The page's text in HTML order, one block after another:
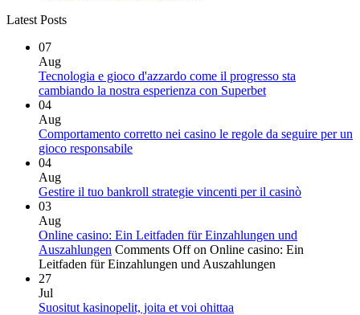
Latest Posts
07
Aug
Tecnologia e gioco d'azzardo come il progresso sta
cambiando la nostra esperienza con Superbet
04
Aug
Comportamento corretto nei casino le regole da seguire per un
gioco responsabile
04
Aug
Gestire il tuo bankroll strategie vincenti per il casinò
03
Aug
Online casino: Ein Leitfaden für Einzahlungen und
Auszahlungen Comments Offon Online casino: Ein
Leitfaden für Einzahlungen und Auszahlungen
27
Jul
Suositut kasinopelit, joita et voi ohittaa